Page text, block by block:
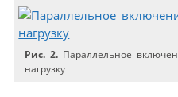
Рис. 2. Параллельное
нагрузку